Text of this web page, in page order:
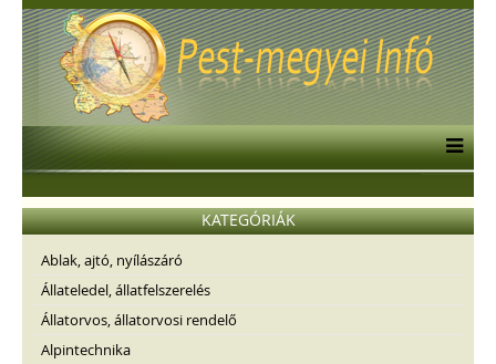
KATEGÓRIÁK
Ablak, ajtó, nyílászáró
Állateledel, állatfelszerelés
Állatorvos, állatorvosi rendelő
Alpintechnika